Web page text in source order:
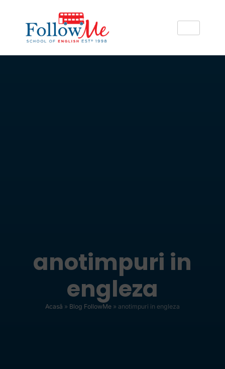
anotimpuri in
engleza
Acasă » Blog FollowMe » anotimpuri in engleza